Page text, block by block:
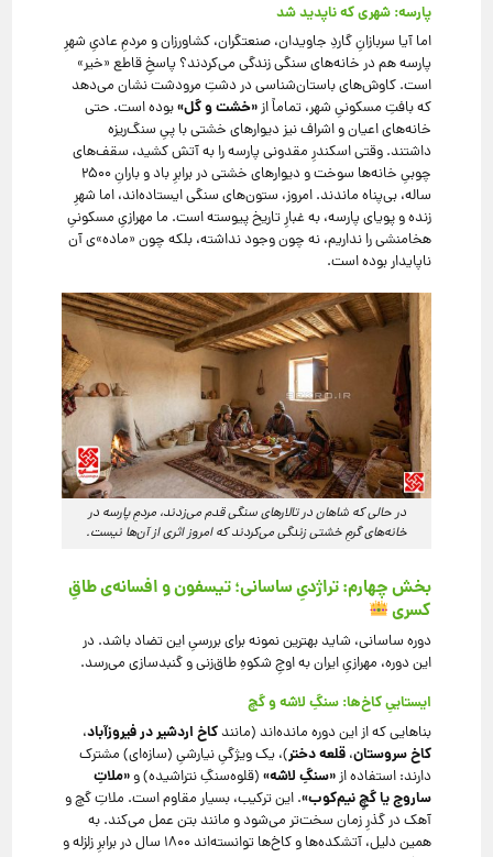
پارسه: شهری که ناپدید شد
اما آیا سربازانِ گاردِ جاویدان، صنعتگران، کشاورزان و مردمِ عادیِ شهرِ
پارسه هم در خانه‌های سنگی زندگی می‌کردند؟ پاسخِ قاطع «خیر»
است. کاوش‌های باستان‌شناسی در دشتِ مرودشت نشان می‌دهد
که بافتِ مسکونیِ شهر، تماماً از«خشت و گل»بوده است. حتی
خانه‌های اعیان و اشراف نیز دیوارهای خشتی با پیِ سنگ‌ریزه
داشتند. وقتی اسکندرِ مقدونی پارسه را به آتش کشید، سقف‌های
چوبیِ خانه‌ها سوخت و دیوارهای خشتی در برابرِ باد و بارانِ ۲۵۰۰
ساله، بی‌پناه ماندند. امروز، ستون‌های سنگی ایستاده‌اند، اما شهرِ
زنده و پویای پارسه، به غبارِ تاریخ پیوسته است. ما مهرازیِ مسکونیِ
هخامنشی را نداریم، نه چون وجود نداشته، بلکه چون «ماده»‌ی آن
ناپایدار بوده است.
در حالی که شاهان در تالارهای سنگی قدم می‌زدند، مردمِ پارسه در
خانه‌های گرمِ خشتی زندگی می‌کردند که امروز اثری از آن‌ها نیست.
بخش چهارم: تراژدیِ ساسانی؛ تیسفون و افسانه‌ی طاقِ
کسری
دوره ساسانی، شاید بهترین نمونه برای بررسیِ این تضاد باشد. در
این دوره، مهرازیِ ایران به اوجِ شکوهِ طاق‌زنی و گنبدسازی می‌رسد.
ایستاییِ کاخ‌ها: سنگِ لاشه و گچ
بناهایی که از این دوره مانده‌اند (مانندکاخ اردشیر در فیروزآباد،
کاخ سروستان،قلعه دختر)، یک ویژگیِ نیارشیِ (سازه‌ای) مشترک
دارند: استفاده از«سنگِ لاشه» (قلوه‌سنگِ نتراشیده) و«ملاتِ
ساروج یا گچِ نیم‌کوب». این ترکیب، بسیار مقاوم است. ملاتِ گچ و
آهک در گذرِ زمان سخت‌تر می‌شود و مانند بتن عمل می‌کند. به
همین دلیل، آتشکده‌ها و کاخ‌ها توانسته‌اند ۱۸۰۰ سال در برابرِ زلزله و